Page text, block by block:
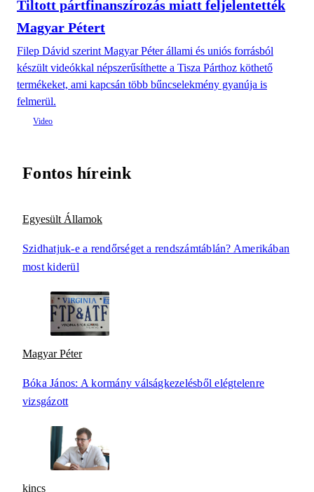
Tiltott pártfinanszírozás miatt feljelentették
Magyar Pétert
Filep Dávid szerint Magyar Péter állami és uniós forrásból
készült videókkal népszerűsíthette a Tisza Párthoz köthető
termékeket, ami kapcsán több bűncselekmény gyanúja is
felmerül.
Fontos híreink
Egyesült Államok
Szidhatjuk-e a rendőrséget a rendszámtáblán? Amerikában
most kiderül
Magyar Péter
Bóka János: A kormány válságkezelésből elégtelenre
vizsgázott
kincs